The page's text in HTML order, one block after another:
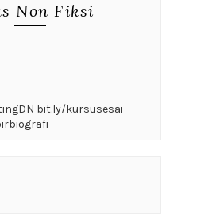
Non Fiksi
bit.ly/kursusesai